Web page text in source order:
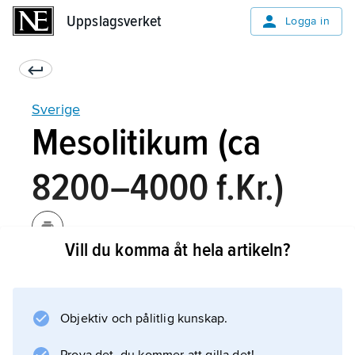
Uppslagsverket Logga in
Sverige
Mesolitikum (ca
8200–4000 f.Kr.)
maglemosekulturen
, som finns belagd över stora delar av
Sydskandinavien. Boplatser i kärrmiljöer,
Vill du komma åt hela artikeln?
Objektiv och pålitlig kunskap.